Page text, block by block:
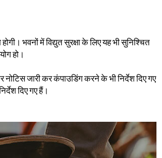
भवनों में विद्युत सुरक्षा के लिए यह भी सुनिश्चित
हो।
नोटिस जारी कर कंपाउडिंग करने के भी निर्देश दिए गए
दिए गए हैं।